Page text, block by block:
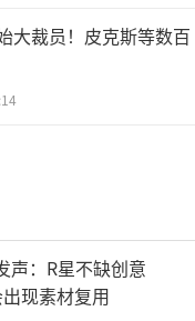
大裁员！皮克斯等数百
声：R星不缺创意
出现素材复用